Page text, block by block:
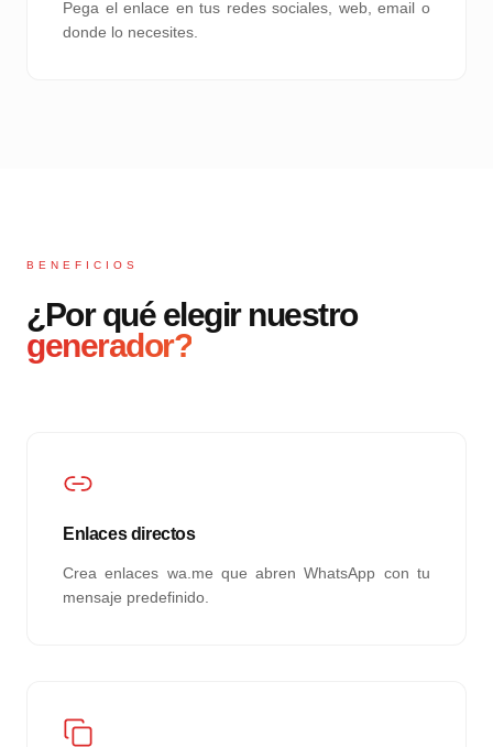
Pega el enlace en tus redes sociales, web, email o
donde lo necesites.
BENEFICIOS
¿Por qué elegir nuestro
generador?
Enlaces directos
Crea enlaces wa.me que abren WhatsApp con tu
mensaje predefinido.